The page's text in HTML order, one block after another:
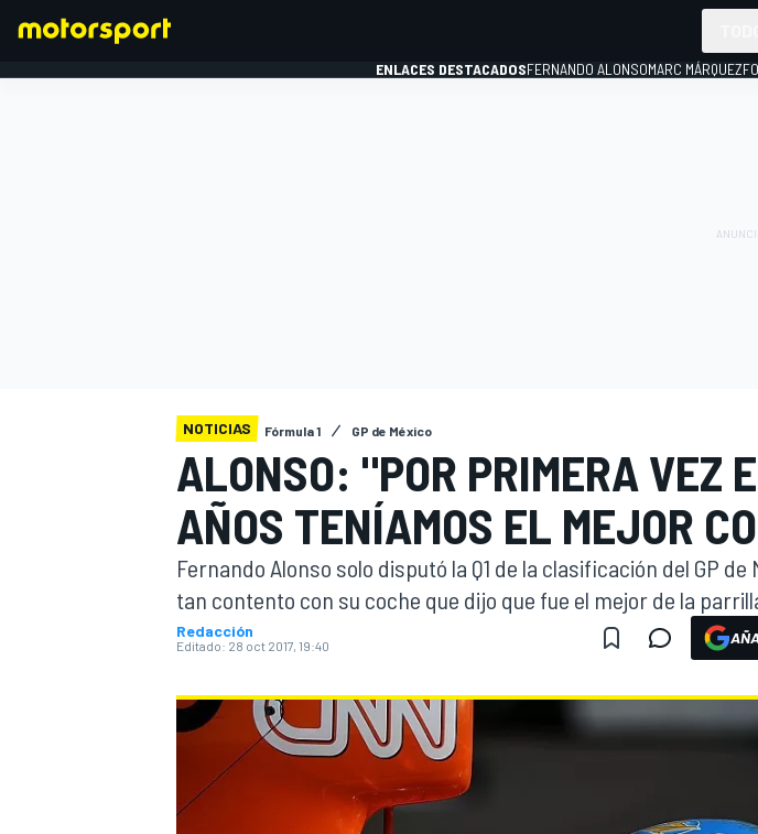
ENLACES DESTACADOSFERNANDO ALONSOMARC MÁRQUEZ
NOTICIAS Fórmula 1 GP de México
ALONSO: "POR PRIMERA VEZ
AÑOS TENÍAMOS EL MEJOR
Fernando Alonso solo disputó la Q1 de la clasificación del GP
tan contento con su coche que dijo que fue el mejor de la
Redacción
Editado: 28 oct 2017, 19:40